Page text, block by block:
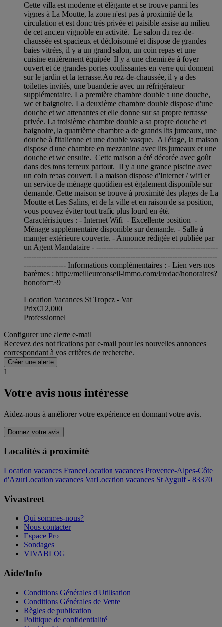
Cette villa est moderne et élégante et se trouve parmi les
vignes à La Moutte, la zone n'est pas à proximité de la
circulation et est donc très privée et paisible assise au milieu
de cet ancien vignoble en activité. Le salon du rez-de-
chaussée est spacieux et décloisonné et dispose de grandes
baies vitrées, il y a un grand salon, un coin repas et une
cuisine entièrement équipée. Il y a une cheminée à foyer
ouvert et de grandes portes coulissantes en verre qui donnent
sur le jardin et la terrasse.Au rez-de-chaussée, il y a des
toilettes invités, une buanderie avec un réfrigérateur
supplémentaire. La première chambre double a une douche,
wc et baignoire. La deuxième chambre double dispose d'une
douche et wc attenantes et elle donne sur sa propre terrasse
privée. La troisième chambre double a sa propre douche et
baignoire, la quatrième chambre a de grands lits jumeaux, une
douche à l'italienne et une double vasque. A l'étage, la maison
dispose d'une chambre en mezzanine avec lits jumeaux et une
douche et wc ensuite. Cette maison a été décorée avec goût
dans des tons terreux partout. Il y a une grande piscine avec
un coin repas couvert. La maison dispose d'Internet / wifi et
un service de ménage quotidien est également disponible sur
demande. Cette maison se trouve à proximité des plages de La
Moutte et Les Salins, et de la ville et en raison de sa position,
vous pouvez éviter tout trafic plus lourd en été.
Caractéristiques : - Internet Wifi - Excellente position -
Ménage supplémentaire disponible sur demande. - Salle à
manger extérieure couverte. - Annonce rédigée et publiée par
un Agent Mandataire - -------------------------------------------------
------------------------------------------------------------------------------
----------------- Informations complémentaires : - Lien vers nos
barèmes : http://meilleurconseil-immo.com/i/redac/honoraires?
honofor=39
Location Vacances St Tropez - Var
Prix€12,000
Professionnel
Configurer une alerte e-mail
Recevez des notifications par e-mail pour les nouvelles annonces
correspondant à vos critères de recherche.
Créer une alerte
1
Votre avis nous intéresse
Aidez-nous à améliorer votre expérience en donnant votre avis.
Donnez votre avis
Localités à proximité
Location vacances FranceLocation vacances Provence-Alpes-Côte
d'AzurLocation vacances VarLocation vacances St Aygulf - 83370
Vivastreet
Qui sommes-nous?
Nous contacter
Espace Pro
Sondages
VIVABLOG
Aide/Info
Conditions Générales d'Utilisation
Conditions Générales de Vente
Règles de publication
Politique de confidentialité